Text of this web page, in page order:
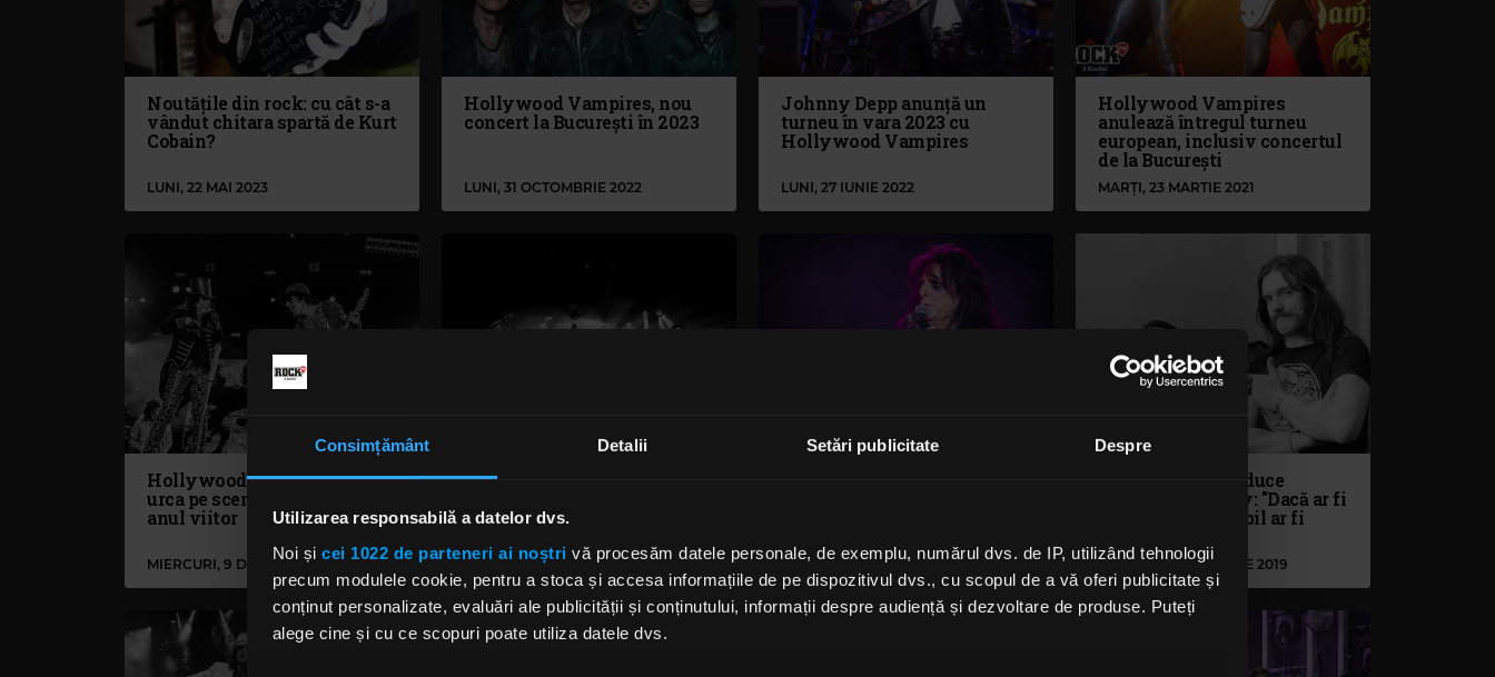
Consimțământ Detalii Setări publicitate Despre
Utilizarea responsabilă a datelor dvs.
Noi și cei 1022 de parteneri ai noștri vă procesăm datele personale, de exemplu, numărul dvs. de IP, utilizând tehnologii
precum modulele cookie, pentru a stoca și accesa informațiile de pe dispozitivul dvs., cu scopul de a vă oferi publicitate și
conținut personalizate, evaluări ale publicității și conținutului, informații despre audiență și dezvoltare de produse. Puteți
alege cine și cu ce scopuri poate utiliza datele dvs.
Noutățile din rock: cu cât s-a
vândut chitara spartă de Kurt
Cobain?
LUNI, 22 MAI 2023
Hollywood Vampires, nou
concert la București în 2023
LUNI, 31 OCTOMBRIE 2022
Johnny Depp anunță un
turneu în vara 2023 cu
Hollywood Vampires
LUNI, 27 IUNIE 2022
Hollywood Vampires
anulează întregul turneu
european, inclusiv concertul
de la București
MARȚI, 23 MARTIE 2021
Hollywood Vampires vor
urca pe scenă în București
anul viitor
MIERCURI, 9 DECEMBRIE 2020
Hollywood Vampires au
Unit al Marii Britanii
JOI, 2 IULIE 2020 LUNI, 1 IUNIE 2020
Alice Cooper își aduce
aminte de Lemmy: "Dacă ar fi
în viață, (...) probabil ar fi
MARȚI, 24 DECEMBRIE 2019